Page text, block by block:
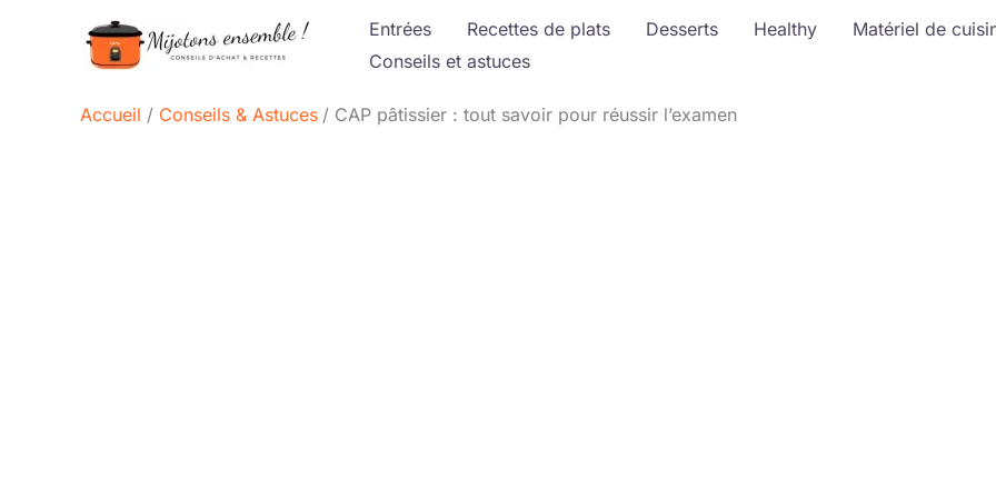
Entrées Recettes de plats Desserts Healthy Matériel de
Conseils et astuces
Accueil Conseils & Astuces CAP pâtissier : tout savoir pour réussir l’examen